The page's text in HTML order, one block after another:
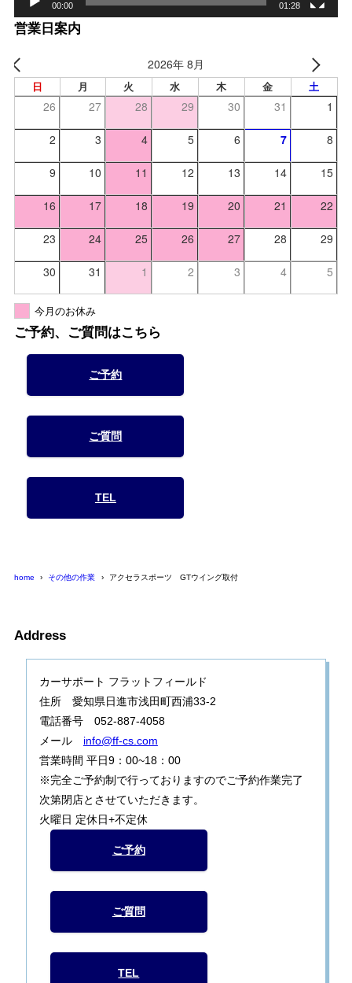
00:00 01:28
営業日案内
2026年 8月
日 月 火 水 木 金 土
26 27 28 29 30 31 1
2 3 4 5 6 7 8
9 10 11 12 13 14 15
16 17 18 19 20 21 22
23 24 25 26 27 28 29
30 31 1 2 3 4 5
今月のお休み
ご予約、ご質問はこちら
ご予約
ご質問
TEL
home その他の作業 アクセラスポーツ GTウイング取付
Address
カーサポート フラットフィールド
住所 愛知県日進市浅田町西浦33-2
電話番号 052-887-4058
メール info@ff-cs.com
営業時間 平日9：00~18：00
※完全ご予約制で行っておりますのでご予約作業完了
次第閉店とさせていただきます。
火曜日 定休日+不定休
ご予約
ご質問
TEL